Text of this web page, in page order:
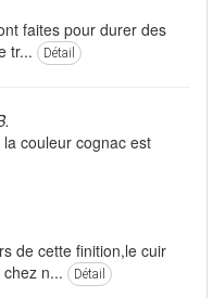
faites pour durer des
tr...
Détail
couleur cognac est
de cette finition,le cuir
n...
Détail